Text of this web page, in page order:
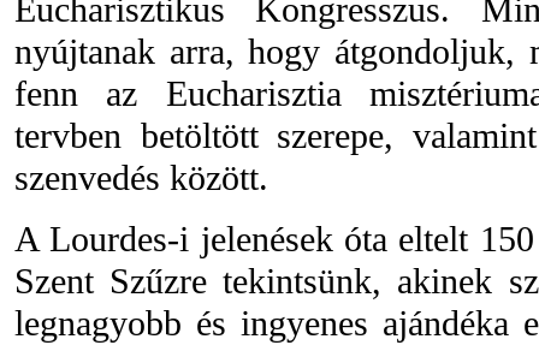
Eucharisztikus Kongresszus.
nyújtanak arra, hogy átgondoljuk,
fenn az Eucharisztia
tervben betöltött szerepe,
szenvedés között.
A Lourdes-i jelenések óta eltelt
Szent Szűzre tekintsünk, akinek
legnagyobb és ingyenes